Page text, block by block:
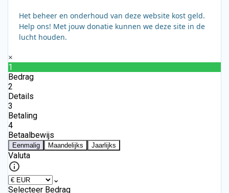
Het beheer en onderhoud van deze website kost geld.
Help ons! Met jouw donatie kunnen we deze site in de
lucht houden.